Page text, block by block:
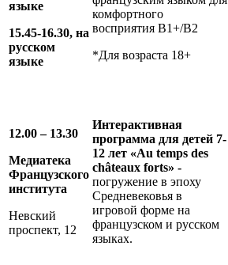
языке
15.45-16.30, на
русском
языке
комфортного
восприятия В1+/В2
*Для возраста 18+
12.00 – 13.30
Медиатека
Французского
института
Невский
проспект, 12
Интерактивная
программа для детей 7-
12 лет «Au temps des
châteaux forts» -
погружение в эпоху
Средневековья в
игровой форме на
французском и русском
языках.